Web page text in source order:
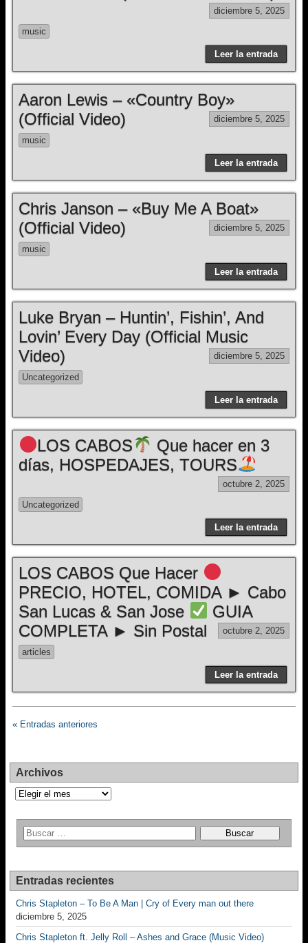
diciembre 5, 2025
music
Leer la entrada
Aaron Lewis – «Country Boy»
(Official Video)
diciembre 5, 2025
music
Leer la entrada
Chris Janson – «Buy Me A Boat»
(Official Video)
diciembre 5, 2025
music
Leer la entrada
Luke Bryan – Huntin’, Fishin’, And
Lovin’ Every Day (Official Music
Video)
diciembre 5, 2025
Uncategorized
Leer la entrada
LOS CABOS
Que hacer en 3
días, HOSPEDAJES, TOURS
octubre 2, 2025
Uncategorized
Leer la entrada
LOS CABOS Que Hacer
PRECIO, HOTEL, COMIDA ► Cabo
San Lucas & San Jose
GUIA
COMPLETA ► Sin Postal
octubre 2, 2025
articles
Leer la entrada
« Entradas anteriores
Archivos
Archivos
Entradas recientes
Chris Stapleton – To Be A Man | Cry of Every man out there
diciembre 5, 2025
Chris Stapleton ft. Jelly Roll – Ashes and Grace (Music Video)